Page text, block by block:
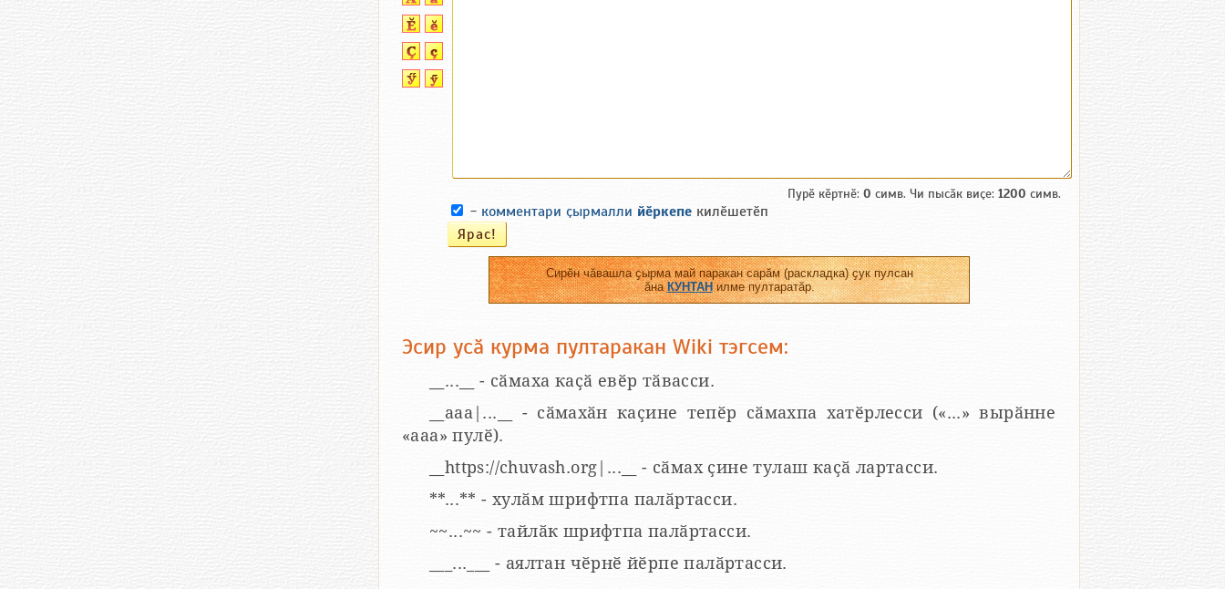
Пурӗ кӗртнӗ: 0 симв. Чи пысӑк виҫе: 1200 симв.
- комментари ҫырмалли йӗркепе килӗшетӗп
Сирӗн чӑвашла ҫырма май паракан сарӑм (раскладка) ҫук пулсан
ӑнаКУНТАНилме пултаратӑр.
Эсир усӑ курма пултаракан Wiki тэгсем:
__...__ - сӑмаха каҫӑ евӗр тӑвасси.
__aaa|...__ - сӑмахӑн каҫине тепӗр сӑмахпа хатӗрлесси («...» вырӑнне
«ааа» пулӗ).
__https://chuvash.org|...__ - сӑмах ҫине тулаш каҫӑ лартасси.
**...** - хулӑм шрифтпа палӑртасси.
~~...~~ - тайлӑк шрифтпа палӑртасси.
___...___ - аялтан чӗрнӗ йӗрпе палӑртасси.